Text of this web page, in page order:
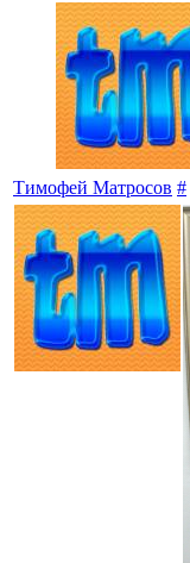
Тимофей Матросов #